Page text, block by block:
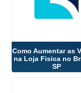
Como Aumentar as
na Loja Fisica no
SP